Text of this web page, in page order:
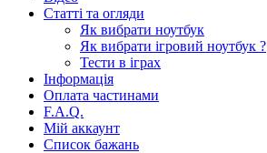
Статті та огляди
Як вибрати ноутбук
Як вибрати ігровий ноутбук ?
Тести в іграх
Інформація
Оплата частинами
F.A.Q.
Мій аккаунт
Список бажань